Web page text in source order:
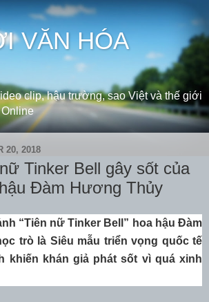
VĂN HÓA
clip, hậu trường, sao Việt và thế giới
20, 2018
Tinker Bell gây sốt của
Đàm Hương Thủy
“Tiên nữ Tinker Bell” hoa hậu Đàm
trò là Siêu mẫu triển vọng quốc tế
khiến khán giả phát sốt vì quá xinh